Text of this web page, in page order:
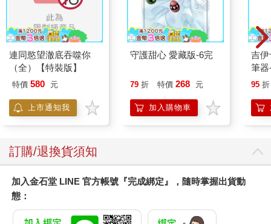
連同慾望澈底吞噬你
（全）【特裝版】
特價 580 元
上市通知我
守護甜心 愛藏版-6完
79 折 特價 268 元
加入購物車
吉
筆器
95 折
訂購/退換貨須知
加入金石堂 LINE 官方帳號『完成綁定』，隨時掌握出貨動
態：